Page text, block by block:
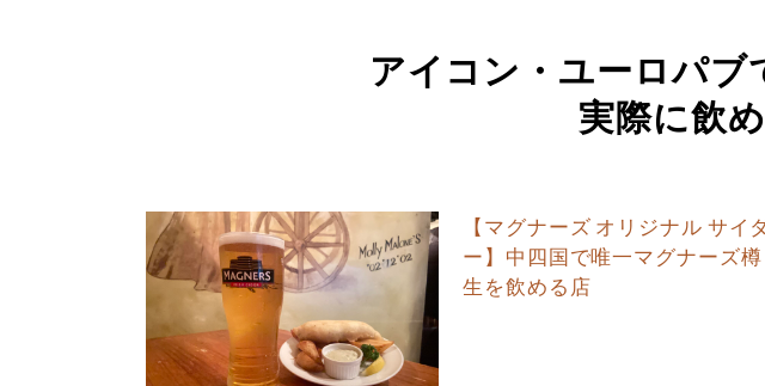
アイコン・ユーロパブ
実際に飲
【マグナーズ オリジナル サイ
ー】中四国で唯一マグナーズ樽
生を飲める店